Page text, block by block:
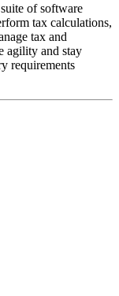
of software
tax calculations,
tax and
agility and stay
requirements